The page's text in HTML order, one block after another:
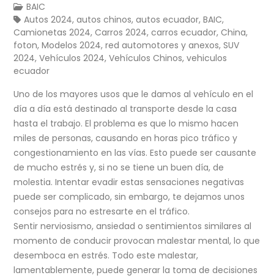
BAIC
Autos 2024,autos chinos,autos ecuador,BAIC,
Camionetas 2024,Carros 2024,carros ecuador,China,
foton,Modelos 2024,red automotores y anexos,SUV
2024,Vehículos 2024,Vehículos Chinos,vehiculos
ecuador
Uno de los mayores usos que le damos al vehículo en el
día a día está destinado al transporte desde la casa
hasta el trabajo. El problema es que lo mismo hacen
miles de personas, causando en horas pico tráfico y
congestionamiento en las vías. Esto puede ser causante
de mucho estrés y, si no se tiene un buen día, de
molestia. Intentar evadir estas sensaciones negativas
puede ser complicado, sin embargo, te dejamos unos
consejos para no estresarte en el tráfico.
Sentir nerviosismo, ansiedad o sentimientos similares al
momento de conducir provocan malestar mental, lo que
desemboca en estrés. Todo este malestar,
lamentablemente, puede generar la toma de decisiones